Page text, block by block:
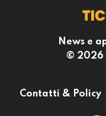
News e
© 2026
Contatti & Policy